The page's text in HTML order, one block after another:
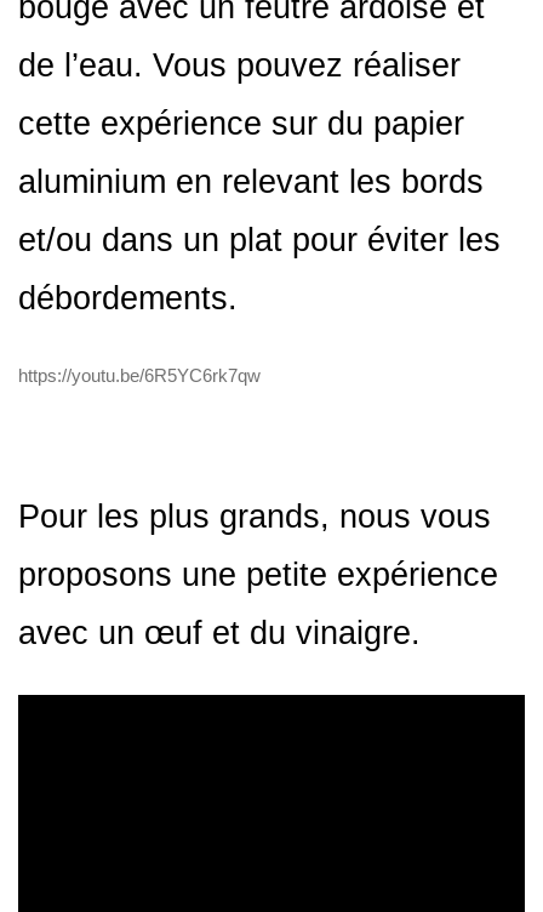
de l’eau. Vous pouvez réaliser
cette expérience sur du papier
aluminium en relevant les bords
et/ou dans un plat pour éviter les
débordements.
https://youtu.be/6R5YC6rk7qw
Pour les plus grands, nous vous
proposons une petite expérience
avec un œuf et du vinaigre.